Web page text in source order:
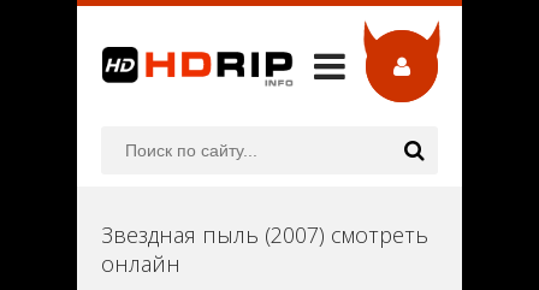
Звездная пыль (2007) смотреть
онлайн